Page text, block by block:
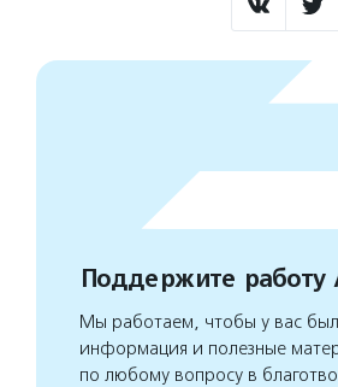
Поддержите работу
Мы работаем, чтобы у вас
информация и полезные
по любому вопросу в